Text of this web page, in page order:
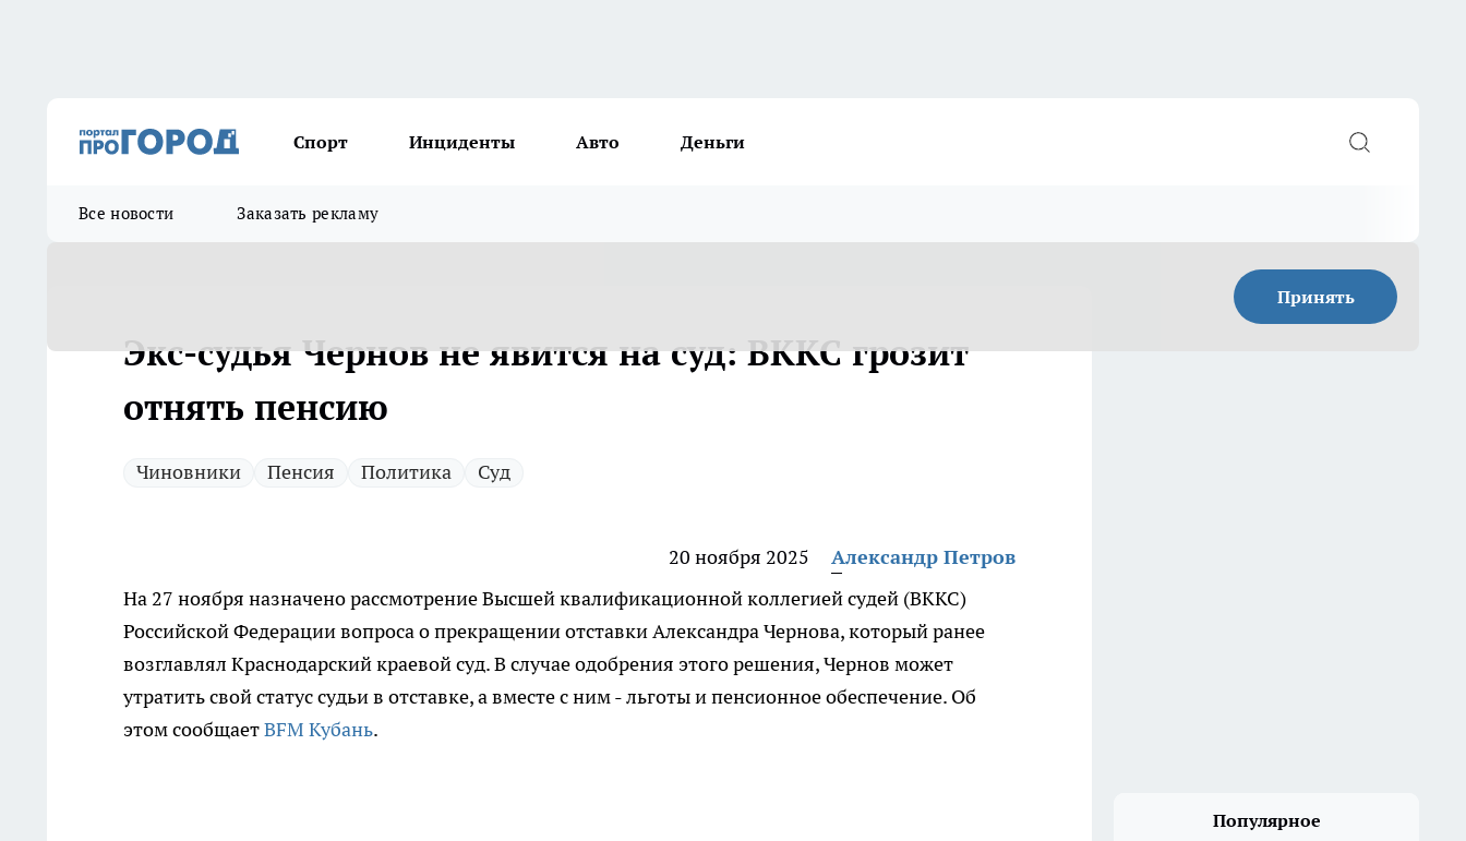
Спорт Инциденты Авто Деньги
Все новости Заказать рекламу
Принять
Экс-судья Чернов не явится на суд: ВККС грозит
отнять пенсию
Чиновники Пенсия Политика Суд
20 ноября 2025
Александр Петров
На 27 ноября назначено рассмотрение Высшей квалификационной коллегией судей (ВККС)
Российской Федерации вопроса о прекращении отставки Александра Чернова, который ранее
возглавлял Краснодарский краевой суд. В случае одобрения этого решения, Чернов может
утратить свой статус судьи в отставке, а вместе с ним - льготы и пенсионное обеспечение. Об
этом сообщаетBFM Кубань.
Популярное